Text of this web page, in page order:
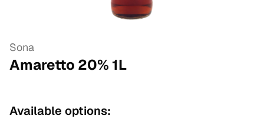
Sona
Amaretto 20%1L
Available options: